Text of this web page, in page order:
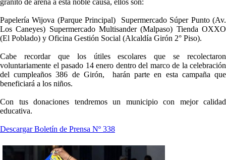
granito de arena a esta noble causa, ellos son:
Papelería Wijova (Parque Principal) Supermercado Súper Punto (Av.
Los Caneyes) Supermercado Multisander (Malpaso) Tienda OXXO
(El Poblado) y Oficina Gestión Social (Alcaldía Girón 2° Piso).
Cabe recordar que los útiles escolares que se recolectaron
voluntariamente el pasado 14 enero dentro del marco de la celebración
del cumpleaños 386 de Girón, harán parte en esta campaña que
beneficiará a los niños.
Con tus donaciones tendremos un municipio con mejor calidad
educativa.
Descargar Boletín de Prensa Nº 338